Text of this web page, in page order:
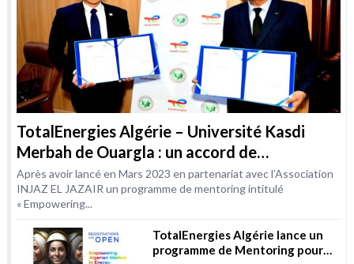
TotalEnergies Algérie – Université Kasdi
Merbah de Ouargla : un accord de
coopération dans le domaine de la formation
Après avoir lancé en Mars 2023 en partenariat avec l’Association
INJAZ EL JAZAIR un programme de mentoring intitulé
« Empowering...
TotalEnergies Algérie lance un
programme de Mentoring pour